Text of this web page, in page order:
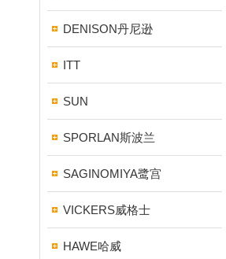
DENISON丹尼逊
ITT
SUN
SPORLAN斯波兰
SAGINOMIYA鹭宫
VICKERS威格士
HAWE哈威